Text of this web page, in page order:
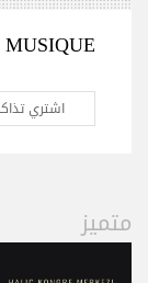
اشتري
متميز